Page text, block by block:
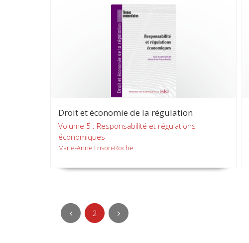
Droit et économie de la régulation
Volume 5 : Responsabilité et régulations
économiques
Marie-Anne Frison-Roche
2